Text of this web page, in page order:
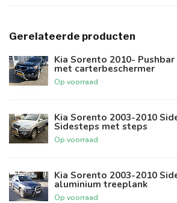
Gerelateerde producten
Kia Sorento 2010-
met carterbeschermer
Op voorraad
Kia Sorento 2003-2010
Sidesteps met steps
Op voorraad
Kia Sorento 2003-2010
aluminium treeplank
Op voorraad